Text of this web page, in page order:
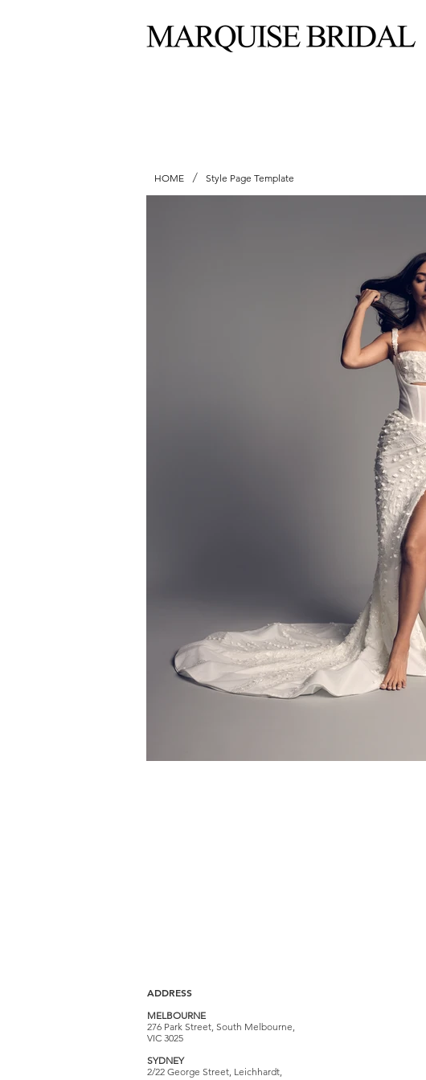
HOME / Style Page Template
ADDRESS
MELBOURNE
276 Park Street, South Melbourne,
VIC 3025​
SYDNEY
​2/22 George Street, Leichhardt,